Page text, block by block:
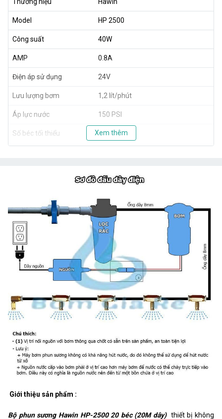
Model HP 2500
Công suất 40W
AMP 0.8A
Điện áp sử dụng 24V
Lưu lượng bơm 1,2 lít/phút
Áp lực nước 150 PSI
Số béc tối thiểu 5
Xem thêm
Giới thiệu sản phẩm :
Bộ phun sương Hawin HP-2500 20 béc (20M dây) thiết bị không